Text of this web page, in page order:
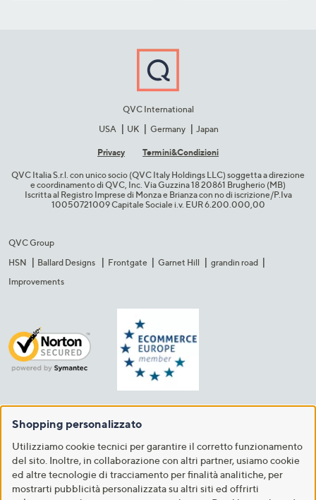
QVC International
USA
UK Germany Japan
Privacy Termini&C​ondizioni
QVC Italia S.r.l. con unico socio (QVC Italy Holdings LLC) soggetta a direzione
e coordinamento di QVC, Inc. Via Guzzina 18 20861 Brugherio (MB)​
Iscritta al Registro Imprese di Monza e Brianza con no di iscrizione/P.Iva
10050721009 Capitale Sociale i.v. EUR 6.200.000,00​
QVC Group
HSN
Ballard Designs Frontgate Garnet Hill
grandin road
Improvements
Shopping personalizzato
Utilizziamo cookie tecnici per garantire il corretto funzionamento
del sito. Inoltre, in collaborazione con altri partner, usiamo cookie
ed altre tecnologie di tracciamento per finalità analitiche, per
mostrarti pubblicità personalizzata su altri siti ed offrirti